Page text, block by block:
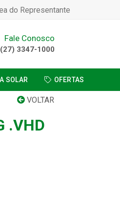
do Representante
Fale Conosco
(27) 3347-1000
SOLAR OFERTAS
VOLTAR
.VHD